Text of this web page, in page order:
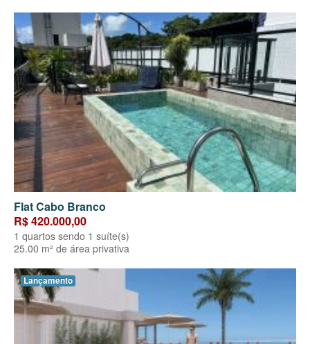
Flat Cabo Branco
R$ 420.000,00
1 quartos sendo 1 suíte(s)
25.00 m² de área privativa
Lançamento